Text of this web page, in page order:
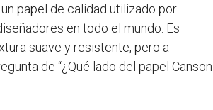
papel de calidad utilizado por
en todo el mundo. Es
suave y resistente, pero a
de “¿Qué lado del papel Canson